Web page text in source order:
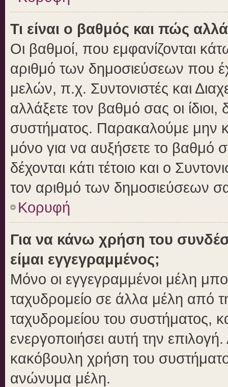
Τι είναι ο βαθμός και πώς
Οι βαθμοί, που εμφανίζονται
αριθμό των δημοσιεύσεων που
μελών, π.χ. Συντονιστές και
αλλάξετε τον βαθμό σας οι ίδιοι,
συστήματος. Παρακαλούμε μην
μόνο για να αυξήσετε το βαθμό
δέχονται κάτι τέτοιο και ο
τον αριθμό των δημοσιεύσεων
Κορυφή
Για να κάνω χρήση του
είμαι εγγεγραμμένος;
Μόνο οι εγγεγραμμένοι μέλη
ταχυδρομείο σε άλλα μέλη από
ταχυδρομείου του συστήματος,
ενεργοποιήσει αυτή την
κακόβουλη χρήση του
ανώνυμα μέλη.